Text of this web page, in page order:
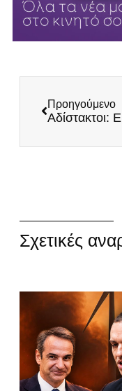
Προηγούμενο
Σχετικές